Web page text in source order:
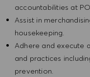
accountabilities at
Assist in
housekeeping.
Adhere and execute
and practices
prevention.